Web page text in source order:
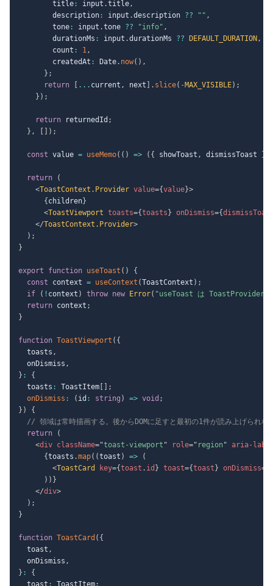
        title
: input .title,
        description
: input .description ?? "" ,
        tone
: input .tone ?? "info" ,
        durationMs
: input .durationMs ?? DEFAULT_DURATION ,
        count
: 1,
        createdAt
: Date. now( ) ,
} ;
return
... current , next . slice( - MAX_VISIBLE) ;
} ) ;
return returnedId ;
} , ) ;
const value = useMemo( ( ) => ( { showToast , dismissToast }
return
(
<ToastContext.Provider value={value}>
{ children}
<ToastViewport toasts={toasts } onDismiss={
</ToastContext.Provider>
) ;
}
export function useToast ( )
{
const context = useContext (ToastContext ) ;
if
( ! context ) throw new Error( "useToast は ToastProvider の
return context ;
}
function ToastViewport ( {
  toasts
,
  onDismiss
,
} :
{
  toasts
: ToastItem
;
onDismiss : ( id : string ) => void ;
} )
{
// 領域は常時描画する。後からDOMに足すと最初の1件が読み上げられな
return
(
<div className="toast-viewport " role=" region" aria-
{toasts .map( (toast ) =>
(
<ToastCard key={toast . id } toast={toast } onDismiss=
) ) }
</div>
) ;
}
function ToastCard ( {
  toast
,
  onDismiss
,
} :
{
  toast
: ToastItem;